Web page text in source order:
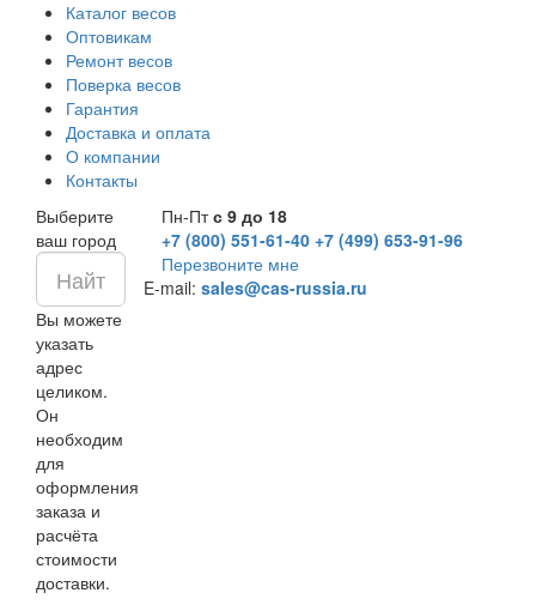
Каталог весов
Оптовикам
Ремонт весов
Поверка весов
Гарантия
Доставка и оплата
О компании
Контакты
Выберите
ваш город
Вы можете
указать
адрес
целиком.
Он
необходим
для
оформления
заказа и
расчёта
стоимости
доставки.
Пн-Птс 9 до 18
+7 (800) 551-61-40 +7 (499) 653-91-96
Перезвоните мне
E-mail: sales@cas-russia.ru